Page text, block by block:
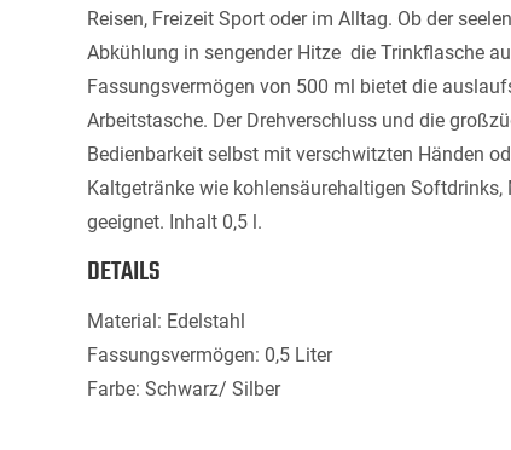
Reisen, Freizeit Sport oder im Alltag. Ob der
Abkühlung in sengender Hitze  die Trinkflasche
Fassungsvermögen von 500 ml bietet die
Arbeitstasche. Der Drehverschluss und die
Bedienbarkeit selbst mit verschwitzten Händen
Kaltgetränke wie kohlensäurehaltigen
geeignet. Inhalt 0,5 l.
DETAILS
Material: Edelstahl
Fassungsvermögen: 0,5 Liter
Farbe: Schwarz/ Silber